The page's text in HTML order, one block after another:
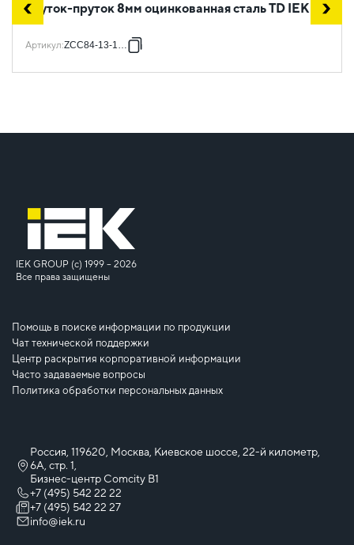
пруток-пруток 8мм оцинкованная сталь TD IEK
Артикул:ZCC84-13-1-08
IEK GROUP (c) 1999 – 2026
Все права защищены
Помощь в поиске информации по продукции
Чат технической поддержки
Центр раскрытия корпоративной информации
Часто задаваемые вопросы
Политика обработки персональных данных
Россия, 119620, Москва, Киевское шоссе, 22-й километр,
6А, стр. 1,
Бизнес-центр Comcity B1
+7 (495) 542 22 22
+7 (495) 542 22 27
info@iek.ru